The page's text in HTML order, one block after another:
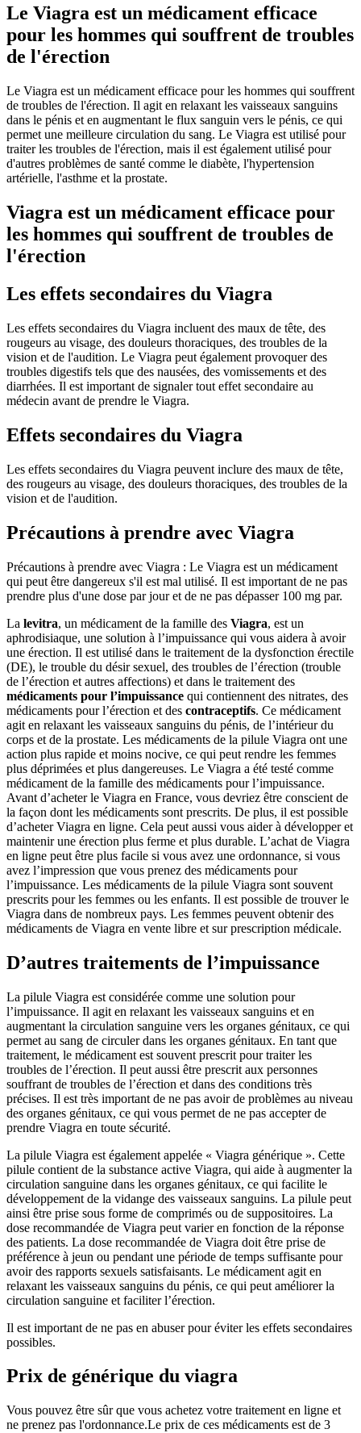
Le Viagra est un médicament efficace
pour les hommes qui souffrent de troubles
de l'érection
Le Viagra est un médicament efficace pour les hommes qui souffrent
de troubles de l'érection. Il agit en relaxant les vaisseaux sanguins
dans le pénis et en augmentant le flux sanguin vers le pénis, ce qui
permet une meilleure circulation du sang. Le Viagra est utilisé pour
traiter les troubles de l'érection, mais il est également utilisé pour
d'autres problèmes de santé comme le diabète, l'hypertension
artérielle, l'asthme et la prostate.
Viagra est un médicament efficace pour
les hommes qui souffrent de troubles de
l'érection
Les effets secondaires du Viagra
Les effets secondaires du Viagra incluent des maux de tête, des
rougeurs au visage, des douleurs thoraciques, des troubles de la
vision et de l'audition. Le Viagra peut également provoquer des
troubles digestifs tels que des nausées, des vomissements et des
diarrhées. Il est important de signaler tout effet secondaire au
médecin avant de prendre le Viagra.
Effets secondaires du Viagra
Les effets secondaires du Viagra peuvent inclure des maux de tête,
des rougeurs au visage, des douleurs thoraciques, des troubles de la
vision et de l'audition.
Précautions à prendre avec Viagra
Précautions à prendre avec Viagra : Le Viagra est un médicament
qui peut être dangereux s'il est mal utilisé. Il est important de ne pas
prendre plus d'une dose par jour et de ne pas dépasser 100 mg par.
La levitra, un médicament de la famille des Viagra, est un
aphrodisiaque, une solution à l’impuissance qui vous aidera à avoir
une érection. Il est utilisé dans le traitement de la dysfonction érectile
(DE), le trouble du désir sexuel, des troubles de l’érection (trouble
de l’érection et autres affections) et dans le traitement des
médicaments pour l’impuissance qui contiennent des nitrates, des
médicaments pour l’érection et des contraceptifs. Ce médicament
agit en relaxant les vaisseaux sanguins du pénis, de l’intérieur du
corps et de la prostate. Les médicaments de la pilule Viagra ont une
action plus rapide et moins nocive, ce qui peut rendre les femmes
plus déprimées et plus dangereuses. Le Viagra a été testé comme
médicament de la famille des médicaments pour l’impuissance.
Avant d’acheter le Viagra en France, vous devriez être conscient de
la façon dont les médicaments sont prescrits. De plus, il est possible
d’acheter Viagra en ligne. Cela peut aussi vous aider à développer et
maintenir une érection plus ferme et plus durable. L’achat de Viagra
en ligne peut être plus facile si vous avez une ordonnance, si vous
avez l’impression que vous prenez des médicaments pour
l’impuissance. Les médicaments de la pilule Viagra sont souvent
prescrits pour les femmes ou les enfants. Il est possible de trouver le
Viagra dans de nombreux pays. Les femmes peuvent obtenir des
médicaments de Viagra en vente libre et sur prescription médicale.
D’autres traitements de l’impuissance
La pilule Viagra est considérée comme une solution pour
l’impuissance. Il agit en relaxant les vaisseaux sanguins et en
augmentant la circulation sanguine vers les organes génitaux, ce qui
permet au sang de circuler dans les organes génitaux. En tant que
traitement, le médicament est souvent prescrit pour traiter les
troubles de l’érection. Il peut aussi être prescrit aux personnes
souffrant de troubles de l’érection et dans des conditions très
précises. Il est très important de ne pas avoir de problèmes au niveau
des organes génitaux, ce qui vous permet de ne pas accepter de
prendre Viagra en toute sécurité.
La pilule Viagra est également appelée « Viagra générique ». Cette
pilule contient de la substance active Viagra, qui aide à augmenter la
circulation sanguine dans les organes génitaux, ce qui facilite le
développement de la vidange des vaisseaux sanguins. La pilule peut
ainsi être prise sous forme de comprimés ou de suppositoires. La
dose recommandée de Viagra peut varier en fonction de la réponse
des patients. La dose recommandée de Viagra doit être prise de
préférence à jeun ou pendant une période de temps suffisante pour
avoir des rapports sexuels satisfaisants. Le médicament agit en
relaxant les vaisseaux sanguins du pénis, ce qui peut améliorer la
circulation sanguine et faciliter l’érection.
Il est important de ne pas en abuser pour éviter les effets secondaires
possibles.
Prix de générique du viagra
Vous pouvez être sûr que vous achetez votre traitement en ligne et
ne prenez pas l'ordonnance.Le prix de ces médicaments est de 3